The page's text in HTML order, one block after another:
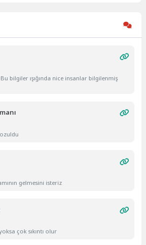
Bu bilgiler ışığında nice insanlar bilgilenmiş
gelmesini isteriz
çok sıkıntı olur